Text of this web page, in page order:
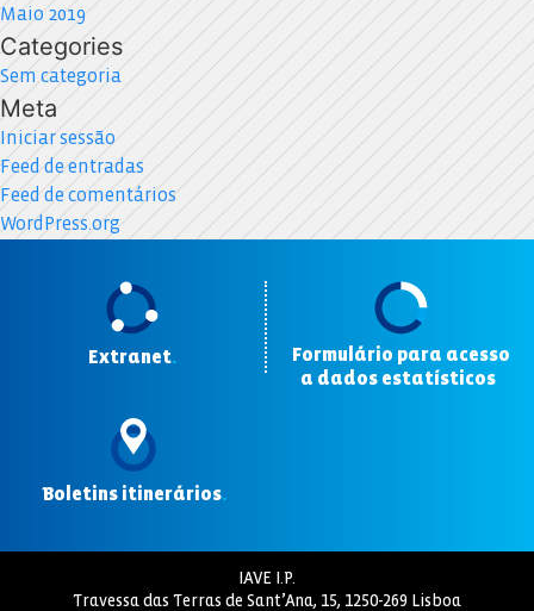
Maio 2019
Categories
Sem categoria
Meta
Iniciar sessão
Feed de entradas
Feed de comentários
WordPress.org
Extranet.
Formulário para acesso
a dados estatísticos
Boletins itinerários.
IAVE I.P.
Travessa das Terras de Sant’Ana, 15, 1250-269 Lisboa